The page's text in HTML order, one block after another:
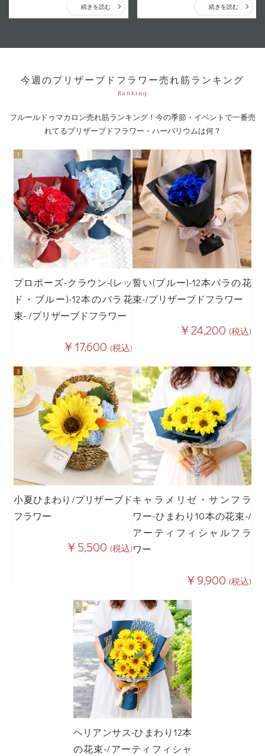
続きを読む 続きを読む
今週のプリザーブドフラワー売れ筋ランキング
Ranking
フルールドゥマカロン売れ筋ランキング！今の季節・イベントで一番売
れてるプリザーブドフラワー・ハーバリウムは何？
プロポーズ-クラウン-(レッ
ド・ブルー)-12本のバラ花
束- /プリザーブドフラワー
￥17,600 (税込)
誓い(ブルー)-12本バラの花
束-/プリザーブドフラワー
￥24,200 (税込)
小夏ひまわり/プリザーブド
フラワー
￥5,500 (税込)
キャラメリゼ・サンフラ
ワー-ひまわり10本の花束-/
アーティフィシャルフラ
ワー
￥9,900 (税込)
ヘリアンサス-ひまわり12本
の花束-/アーティフィシャ